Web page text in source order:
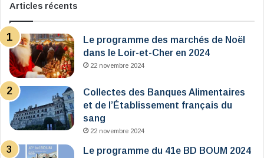
Articles récents
Le programme des marchés de Noël
dans le Loir-et-Cher en 2024
22 novembre 2024
Collectes des Banques Alimentaires
et de l’Établissement français du
sang
22 novembre 2024
Le programme du 41e BD BOUM 2024